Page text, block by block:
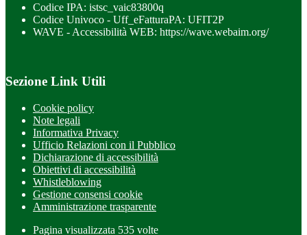
Codice IPA: istsc_vaic83800q
Codice Univoco - Uff_eFatturaPA: UFIT2P
WAVE - Accessibilità WEB: https://wave.webaim.org/
Sezione Link Utili
Cookie policy
Note legali
Informativa Privacy
Ufficio Relazioni con il Pubblico
Dichiarazione di accessibilità
Obiettivi di accessibilità
Whistleblowing
Gestione consensi cookie
Amministrazione trasparente
Pagina visualizzata 535 volte